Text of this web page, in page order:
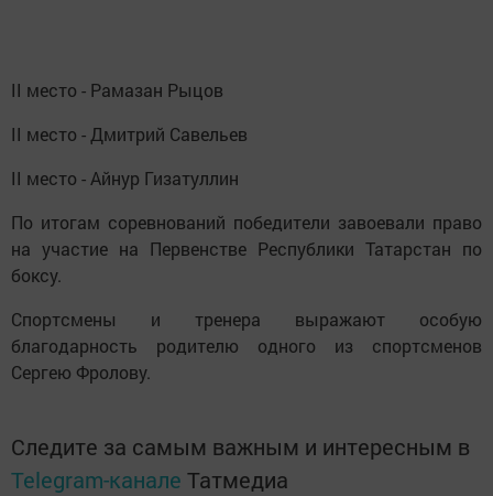
II место - Рамазан Рыцов
II место - Дмитрий Савельев
II место - Айнур Гизатуллин
По итогам соревнований победители завоевали право
на участие на Первенстве Республики Татарстан по
боксу.
Спортсмены и тренера выражают особую
благодарность родителю одного из спортсменов
Сергею Фролову.
Следите за самым важным и интересным в
Telegram-канале Татмедиа